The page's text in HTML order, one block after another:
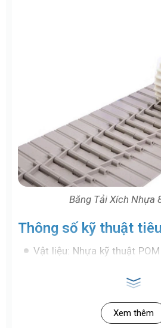
Băng Tải Xích Nhựa
Thông số kỹ thuật
Vật liệu: Nhựa kỹ thuật
Vật liệu chốt: Inox 304
Bước xích: 38.1 mm (1.5
các dòng nhông 820/821.
Xem thêm